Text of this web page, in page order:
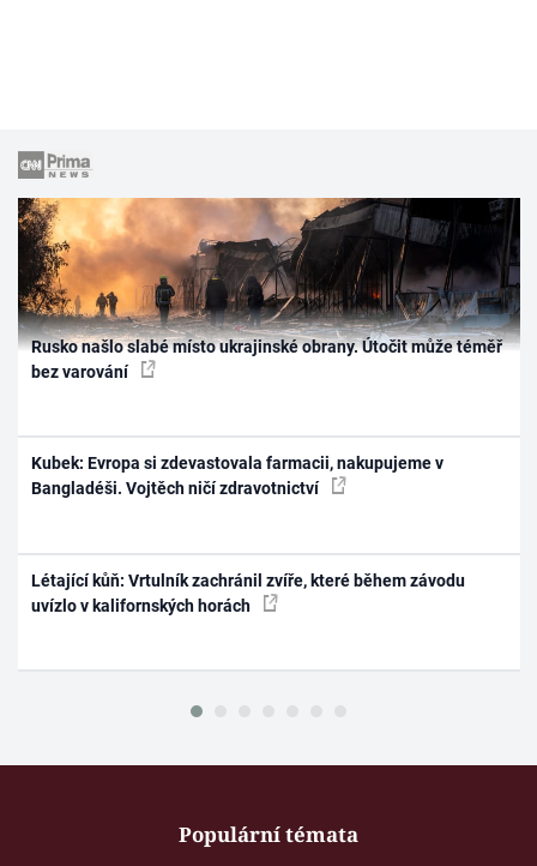
Rusko našlo slabé místo ukrajinské obrany. Útočit může téměř
bez varování
Kubek: Evropa si zdevastovala farmacii, nakupujeme v
Bangladéši. Vojtěch ničí zdravotnictví
Létající kůň: Vrtulník zachránil zvíře, které během závodu
uvízlo v kalifornských horách
Populární témata